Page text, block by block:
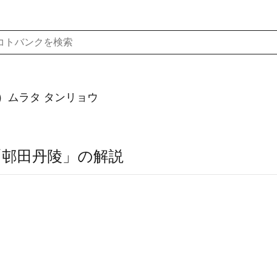
ムラタ タンリョウ
邨田丹陵」の解説